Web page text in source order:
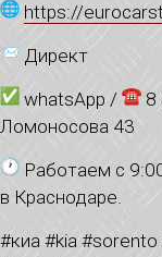
https://
Директ
whatsApp /
8
Ломоносова 43
Работаем с
в Краснодаре.
#киа #kia